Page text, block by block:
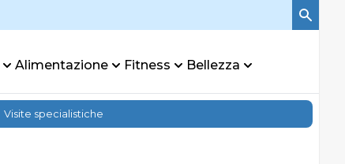
Alimentazione Fitness Bellezza
Visite specialistiche